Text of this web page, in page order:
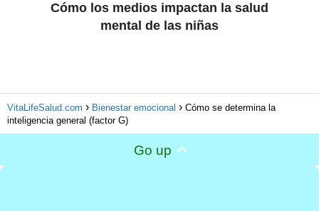
Cómo los medios impactan la salud
mental de las niñas
VitaLifeSalud.com Bienestar emocional
Cómo se determina la
inteligencia general (factor G)
Go up